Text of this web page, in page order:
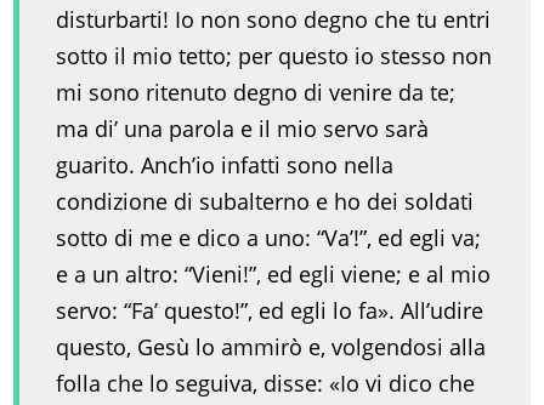
disturbarti! Io non sono degno che tu entri
sotto il mio tetto; per questo io stesso non
mi sono ritenuto degno di venire da te;
ma di’ una parola e il mio servo sarà
guarito. Anch’io infatti sono nella
condizione di subalterno e ho dei soldati
sotto di me e dico a uno: “Va’!”, ed egli va;
e a un altro: “Vieni!”, ed egli viene; e al mio
servo: “Fa’ questo!”, ed egli lo fa». All’udire
questo, Gesù lo ammirò e, volgendosi alla
folla che lo seguiva, disse: «Io vi dico che